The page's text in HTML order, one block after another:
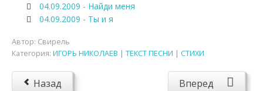
04.09.2009 - Найди меня
04.09.2009 - Ты и я
Автор: Свирель
Категория: ИГОРЬ НИКОЛАЕВ | ТЕКСТ ПЕСНИ | СТИХИ
Назад Вперед